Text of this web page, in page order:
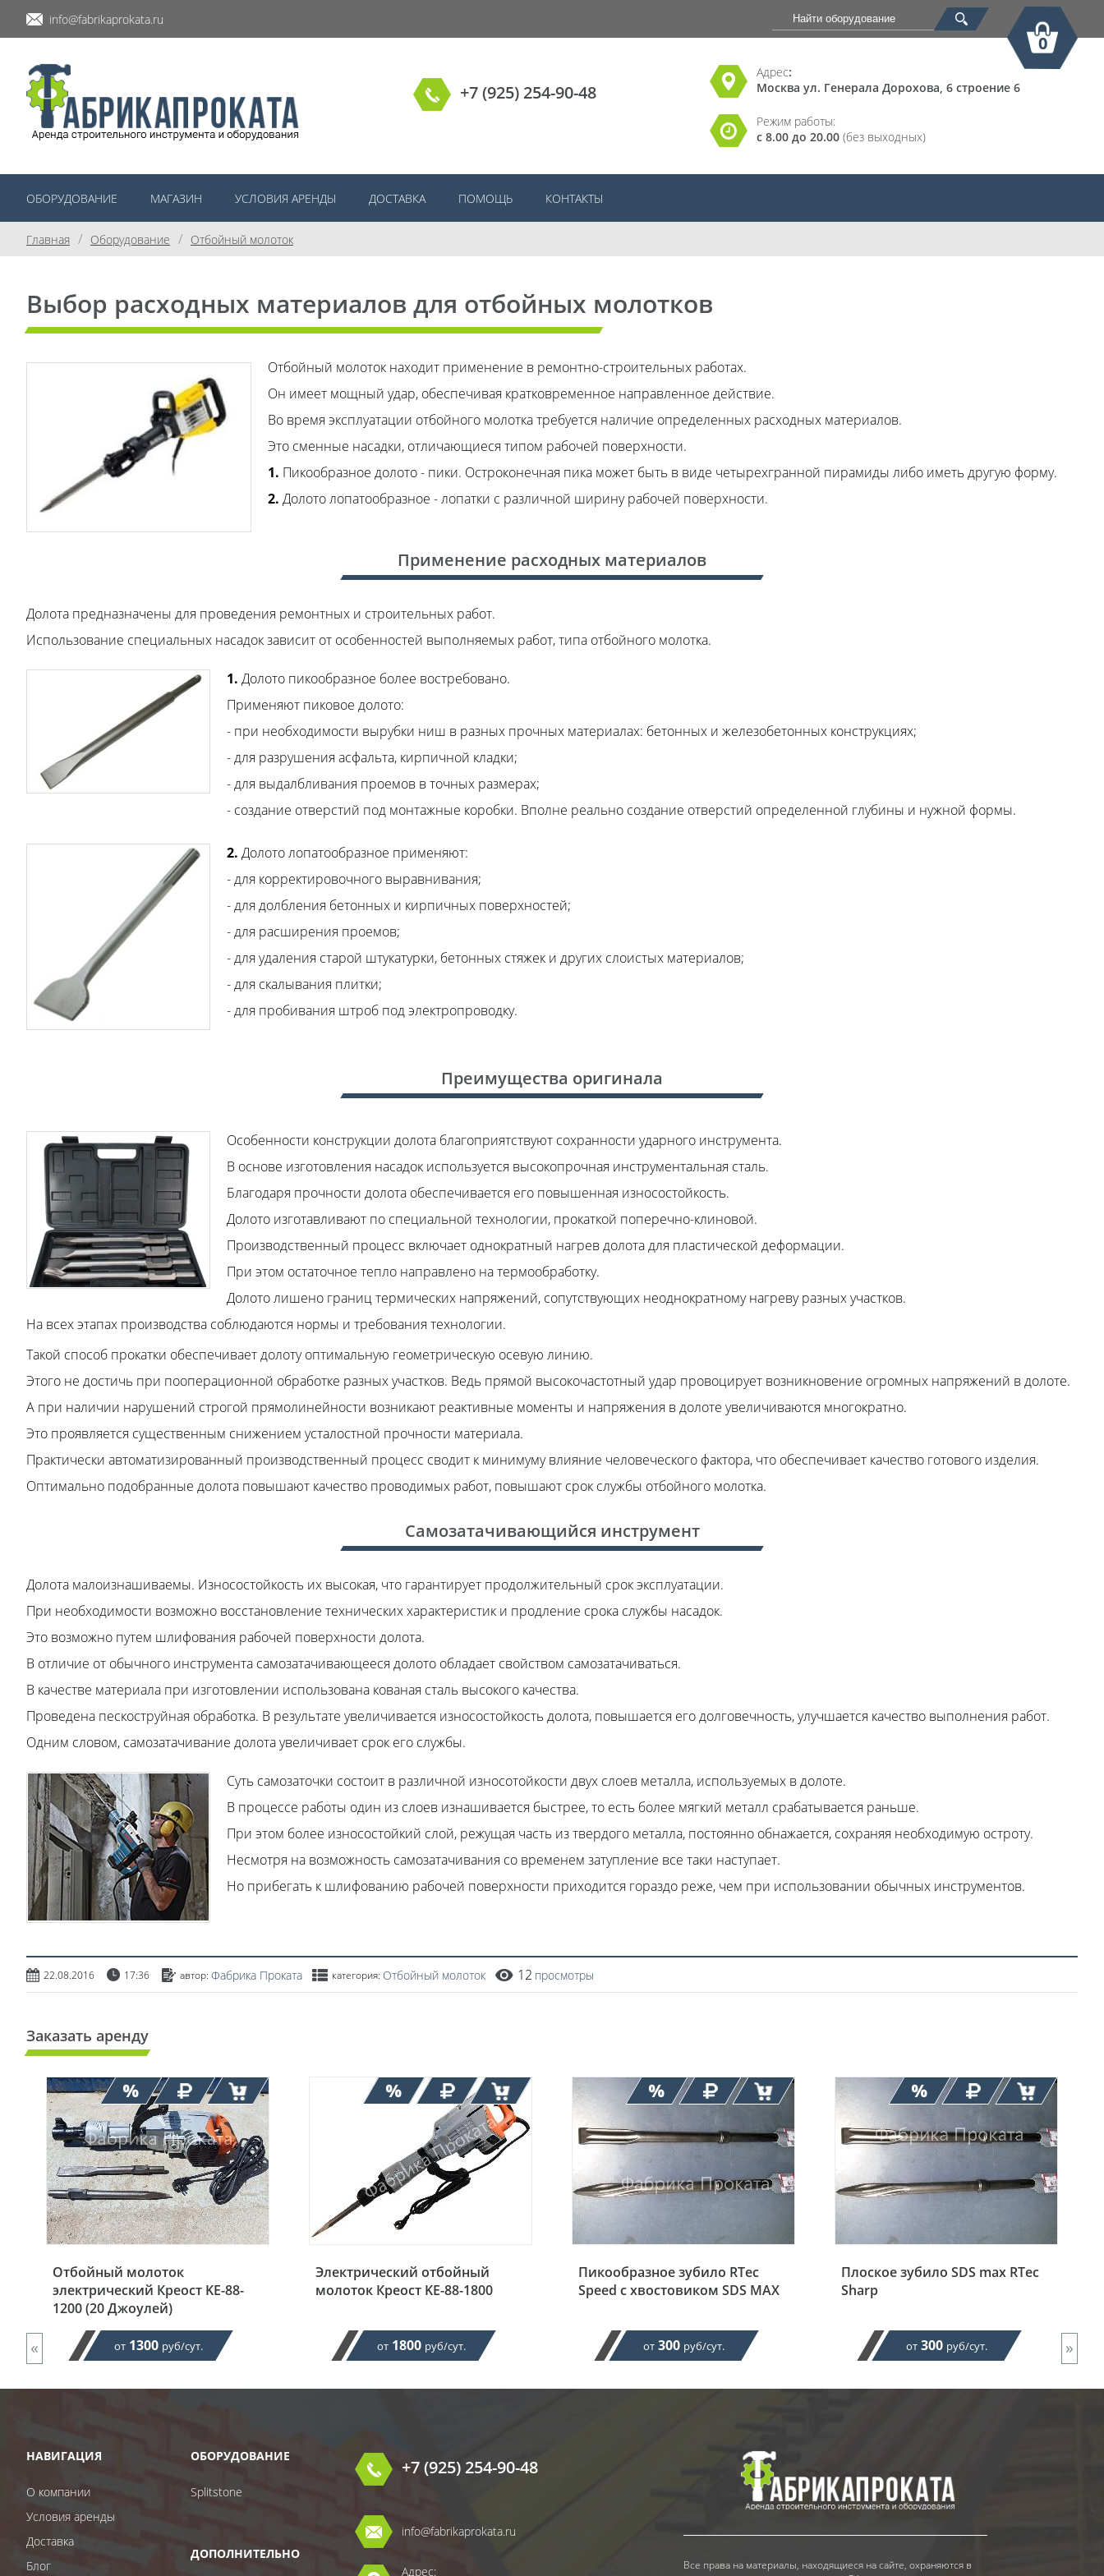
info@fabrikaprokata.ru
0
+7 (925) 254-90-48
Адрес:
Москва ул. Генерала Дорохова, 6 строение 6
Режим работы:
с 8.00 до 20.00 (без выходных)
ОБОРУДОВАНИЕ МАГАЗИН УСЛОВИЯ АРЕНДЫ ДОСТАВКА ПОМОЩЬ КОНТАКТЫ
Главная / Оборудование / Отбойный молоток
Выбор расходных материалов для отбойных молотков
Отбойный молоток находит применение в ремонтно-строительных работах.
Он имеет мощный удар, обеспечивая кратковременное направленное действие.
Во время эксплуатации отбойного молотка требуется наличие определенных расходных материалов.
Это сменные насадки, отличающиеся типом рабочей поверхности.
1. Пикообразное долото - пики. Остроконечная пика может быть в виде четырехгранной пирамиды либо иметь другую форму.
2. Долото лопатообразное - лопатки с различной ширину рабочей поверхности.
Применение расходных материалов
Долота предназначены для проведения ремонтных и строительных работ.
Использование специальных насадок зависит от особенностей выполняемых работ, типа отбойного молотка.
1. Долото пикообразное более востребовано.
Применяют пиковое долото:
- при необходимости вырубки ниш в разных прочных материалах: бетонных и железобетонных конструкциях;
- для разрушения асфальта, кирпичной кладки;
- для выдалбливания проемов в точных размерах;
- создание отверстий под монтажные коробки. Вполне реально создание отверстий определенной глубины и нужной формы.
2. Долото лопатообразное применяют:
- для корректировочного выравнивания;
- для долбления бетонных и кирпичных поверхностей;
- для расширения проемов;
- для удаления старой штукатурки, бетонных стяжек и других слоистых материалов;
- для скалывания плитки;
- для пробивания штроб под электропроводку.
Преимущества оригинала
Особенности конструкции долота благоприятствуют сохранности ударного инструмента.
В основе изготовления насадок используется высокопрочная инструментальная сталь.
Благодаря прочности долота обеспечивается его повышенная износостойкость.
Долото изготавливают по специальной технологии, прокаткой поперечно-клиновой.
Производственный процесс включает однократный нагрев долота для пластической деформации.
При этом остаточное тепло направлено на термообработку.
Долото лишено границ термических напряжений, сопутствующих неоднократному нагреву разных участков.
На всех этапах производства соблюдаются нормы и требования технологии.
Такой способ прокатки обеспечивает долоту оптимальную геометрическую осевую линию.
Этого не достичь при пооперационной обработке разных участков. Ведь прямой высокочастотный удар провоцирует возникновение огромных напряжений в долоте.
А при наличии нарушений строгой прямолинейности возникают реактивные моменты и напряжения в долоте увеличиваются многократно.
Это проявляется существенным снижением усталостной прочности материала.
Практически автоматизированный производственный процесс сводит к минимуму влияние человеческого фактора, что обеспечивает качество готового изделия.
Оптимально подобранные долота повышают качество проводимых работ, повышают срок службы отбойного молотка.
Самозатачивающийся инструмент
Долота малоизнашиваемы. Износостойкость их высокая, что гарантирует продолжительный срок эксплуатации.
При необходимости возможно восстановление технических характеристик и продление срока службы насадок.
Это возможно путем шлифования рабочей поверхности долота.
В отличие от обычного инструмента самозатачивающееся долото обладает свойством самозатачиваться.
В качестве материала при изготовлении использована кованая сталь высокого качества.
Проведена пескоструйная обработка. В результате увеличивается износостойкость долота, повышается его долговечность, улучшается качество выполнения работ.
Одним словом, самозатачивание долота увеличивает срок его службы.
Суть самозаточки состоит в различной износотойкости двух слоев металла, используемых в долоте.
В процессе работы один из слоев изнашивается быстрее, то есть более мягкий металл срабатывается раньше.
При этом более износостойкий слой, режущая часть из твердого металла, постоянно обнажается, сохраняя необходимую остроту.
Несмотря на возможность самозатачивания со временем затупление все таки наступает.
Но прибегать к шлифованию рабочей поверхности приходится гораздо реже, чем при использовании обычных инструментов.
22.08.2016 17:36 автор: Фабрика Проката категория: Отбойный молоток 12 просмотры
Заказать аренду
Отбойный молоток
электрический Креост KE-88-
1200 (20 Джоулей)
от 1300 руб/сут.
Электрический отбойный
молоток Креост KE-88-1800
от 1800 руб/сут.
Пикообразное зубило RTec
Speed с хвостовиком SDS MAX
от 300 руб/сут.
Плоское зубило SDS max RTec
Sharp
от 300 руб/сут.
« »
НАВИГАЦИЯ
О компании
Условия аренды
Доставка
Блог
ОБОРУДОВАНИЕ
Splitstone
ДОПОЛНИТЕЛЬНО
+7 (925) 254-90-48
info@fabrikaprokata.ru
Адрес:
Все права на материалы, находящиеся на сайте, охраняются в